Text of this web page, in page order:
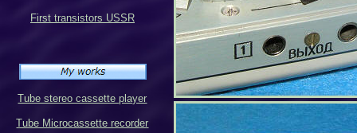
First transistors USSR
Tube stereo cassette player
Tube Microcassette recorder